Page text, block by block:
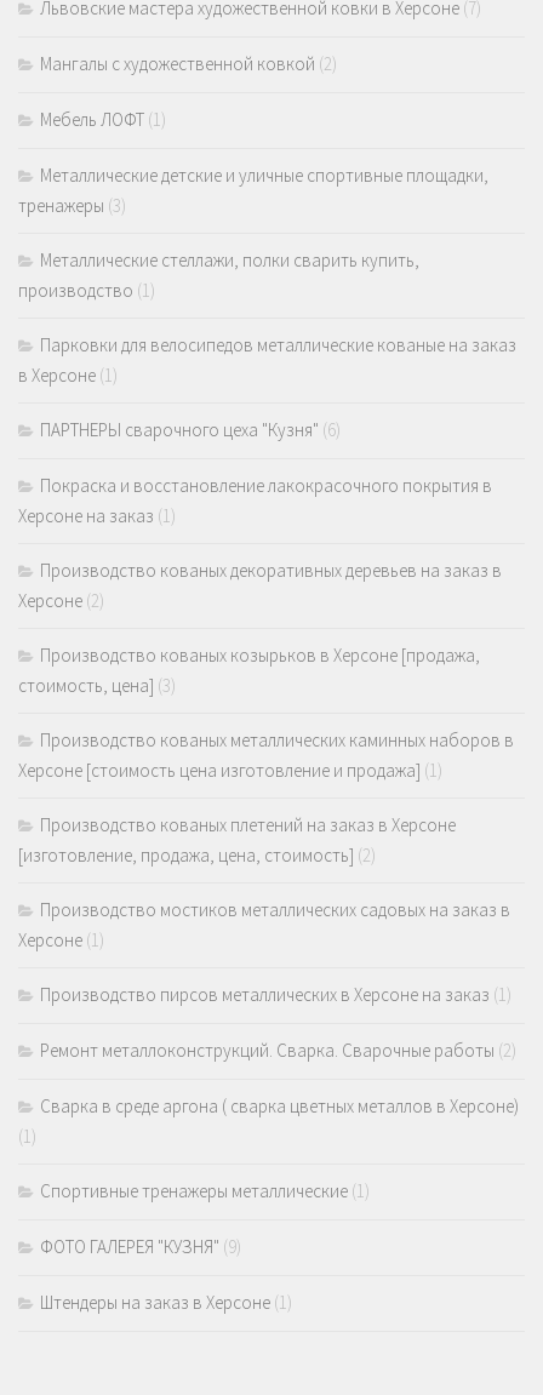
Львовские мастера художественной ковки в Херсоне (7)
Мангалы с художественной ковкой (2)
Мебель ЛОФТ (1)
Металлические детские и уличные спортивные площадки,
тренажеры (3)
Металлические стеллажи, полки сварить купить,
производство (1)
Парковки для велосипедов металлические кованые на заказ
в Херсоне (1)
ПАРТНЕРЫ сварочного цеха "Кузня" (6)
Покраска и восстановление лакокрасочного покрытия в
Херсоне на заказ (1)
Производство кованых декоративных деревьев на заказ в
Херсоне (2)
Производство кованых козырьков в Херсоне [продажа,
стоимость, цена] (3)
Производство кованых металлических каминных наборов в
Херсоне [стоимость цена изготовление и продажа] (1)
Производство кованых плетений на заказ в Херсоне
[изготовление, продажа, цена, стоимость] (2)
Производство мостиков металлических садовых на заказ в
Херсоне (1)
Производство пирсов металлических в Херсоне на заказ (1)
Ремонт металлоконструкций. Сварка. Сварочные работы (2)
Сварка в среде аргона ( сварка цветных металлов в Херсоне)
(1)
Спортивные тренажеры металлические (1)
ФОТО ГАЛЕРЕЯ "КУЗНЯ" (9)
Штендеры на заказ в Херсоне (1)